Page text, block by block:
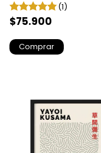
(1)
$75.900
Comprar